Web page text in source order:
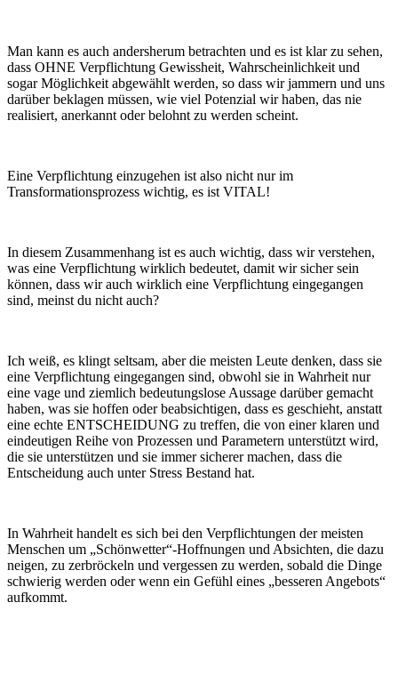
Man kann es auch andersherum betrachten und es ist klar zu sehen,
dass OHNE Verpflichtung Gewissheit, Wahrscheinlichkeit und
sogar Möglichkeit abgewählt werden, so dass wir jammern und uns
darüber beklagen müssen, wie viel Potenzial wir haben, das nie
realisiert, anerkannt oder belohnt zu werden scheint.
Eine Verpflichtung einzugehen ist also nicht nur im
Transformationsprozess wichtig, es ist VITAL!
In diesem Zusammenhang ist es auch wichtig, dass wir verstehen,
was eine Verpflichtung wirklich bedeutet, damit wir sicher sein
können, dass wir auch wirklich eine Verpflichtung eingegangen
sind, meinst du nicht auch?
Ich weiß, es klingt seltsam, aber die meisten Leute denken, dass sie
eine Verpflichtung eingegangen sind, obwohl sie in Wahrheit nur
eine vage und ziemlich bedeutungslose Aussage darüber gemacht
haben, was sie hoffen oder beabsichtigen, dass es geschieht, anstatt
eine echte ENTSCHEIDUNG zu treffen, die von einer klaren und
eindeutigen Reihe von Prozessen und Parametern unterstützt wird,
die sie unterstützen und sie immer sicherer machen, dass die
Entscheidung auch unter Stress Bestand hat.
In Wahrheit handelt es sich bei den Verpflichtungen der meisten
Menschen um „Schönwetter“-Hoffnungen und Absichten, die dazu
neigen, zu zerbröckeln und vergessen zu werden, sobald die Dinge
schwierig werden oder wenn ein Gefühl eines „besseren Angebots“
aufkommt.